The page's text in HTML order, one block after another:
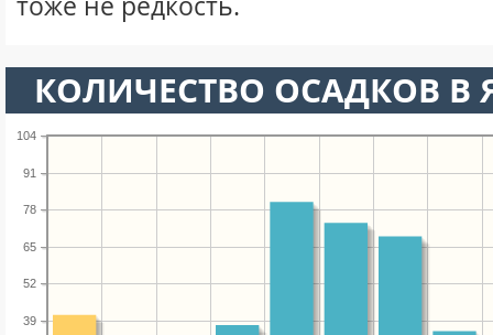
КОЛИЧЕСТВО ОСАДКОВ В
39
52
65
78
91
104